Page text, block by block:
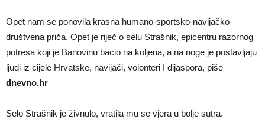
Opet nam se ponovila krasna humano-sportsko-navijačko-
društvena priča. Opet je riječ o selu Strašnik, epicentru razornog
potresa koji je Banovinu bacio na koljena, a na noge je postavljaju
ljudi iz cijele Hrvatske, navijači, volonteri I dijaspora, piše
dnevno.hr
Selo Strašnik je živnulo, vratila mu se vjera u bolje sutra.